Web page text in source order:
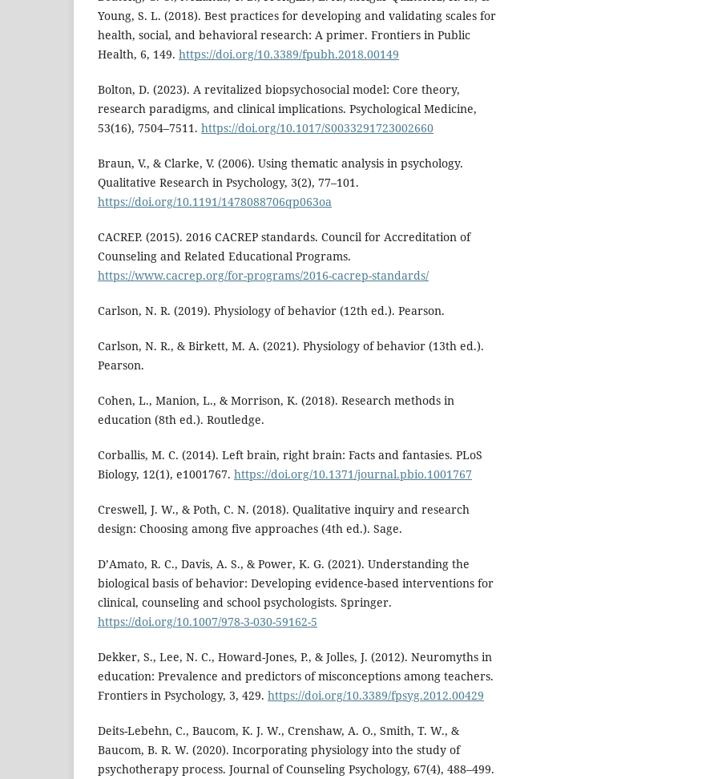
Young, S. L. (2018). Best practices for developing and validating scales for
health, social, and behavioral research: A primer. Frontiers in Public
Health, 6, 149. https://doi.org/10.3389/fpubh.2018.00149
Bolton, D. (2023). A revitalized biopsychosocial model: Core theory,
research paradigms, and clinical implications. Psychological Medicine,
53(16), 7504–7511. https://doi.org/10.1017/S0033291723002660
Braun, V., & Clarke, V. (2006). Using thematic analysis in psychology.
Qualitative Research in Psychology, 3(2), 77–101.
https://doi.org/10.1191/1478088706qp063oa
CACREP. (2015). 2016 CACREP standards. Council for Accreditation of
Counseling and Related Educational Programs.
https://www.cacrep.org/for-programs/2016-cacrep-standards/
Carlson, N. R. (2019). Physiology of behavior (12th ed.). Pearson.
Carlson, N. R., & Birkett, M. A. (2021). Physiology of behavior (13th ed.).
Pearson.
Cohen, L., Manion, L., & Morrison, K. (2018). Research methods in
education (8th ed.). Routledge.
Corballis, M. C. (2014). Left brain, right brain: Facts and fantasies. PLoS
Biology, 12(1), e1001767. https://doi.org/10.1371/journal.pbio.1001767
Creswell, J. W., & Poth, C. N. (2018). Qualitative inquiry and research
design: Choosing among five approaches (4th ed.). Sage.
D’Amato, R. C., Davis, A. S., & Power, K. G. (2021). Understanding the
biological basis of behavior: Developing evidence-based interventions for
clinical, counseling and school psychologists. Springer.
https://doi.org/10.1007/978-3-030-59162-5
Dekker, S., Lee, N. C., Howard-Jones, P., & Jolles, J. (2012). Neuromyths in
education: Prevalence and predictors of misconceptions among teachers.
Frontiers in Psychology, 3, 429. https://doi.org/10.3389/fpsyg.2012.00429
Deits-Lebehn, C., Baucom, K. J. W., Crenshaw, A. O., Smith, T. W., &
Baucom, B. R. W. (2020). Incorporating physiology into the study of
psychotherapy process. Journal of Counseling Psychology, 67(4), 488–499.